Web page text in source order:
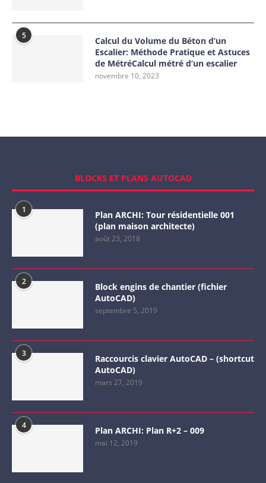
5
Calcul du Volume du Béton d’un
Escalier: Méthode Pratique et Astuces
de MétréCalcul métré d’un escalier
novembre 10, 2023
BLOCKS ET PLANS AUTOCAD
1
Plan ARCHI: Tour résidentielle 001
(plan maison architecte)
août 23, 2018
2
Block engins de chantier (fichier
AutoCAD)
septembre 5, 2019
3
Raccourcis clavier AutoCAD – (shortcut
AutoCAD)
mars 27, 2019
4 Plan ARCHI: Plan R+2 – 009
mai 12, 2019